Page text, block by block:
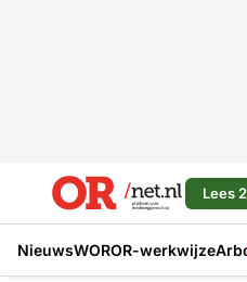
Lees
NieuwsWOROR-werkwijze